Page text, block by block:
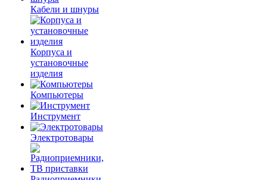
Кабели и шнуры
Корпуса и
установочные
изделия
Компьютеры
Инструмент
Электротовары